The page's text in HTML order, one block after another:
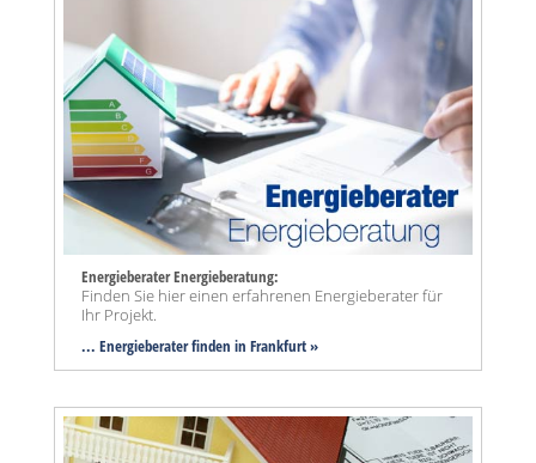
Energieberater Energieberatung:
Finden Sie hier einen erfahrenen Energieberater für
Ihr Projekt.
... Energieberater finden in Frankfurt »